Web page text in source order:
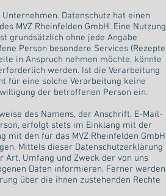
Datenschutz hat einen
MVZ Rheinfelden GmbH. Eine Nutzung
grundsätzlich ohne jede Angabe
Person besondere Services (Rezepte
in Anspruch nehmen möchte, könnte
werden. Ist die Verarbeitung
für eine solche Verarbeitung keine
der betroffenen Person ein.
des Namens, der Anschrift, E-Mail-
erfolgt stets im Einklang mit der
mit den für das MVZ Rheinfelden GmbH
Mittels dieser Datenschutzerklärung
Umfang und Zweck der von uns
Daten informieren. Ferner werden
über die ihnen zustehenden Rechte